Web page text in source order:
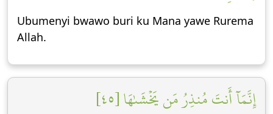
Ubumenyi bwawo buri ku Mana yawe Rurema
Allah.
إِنَّمَآ أَنتَ مُنذِرُ مَن يَخۡشَىٰهَا [٤٥]